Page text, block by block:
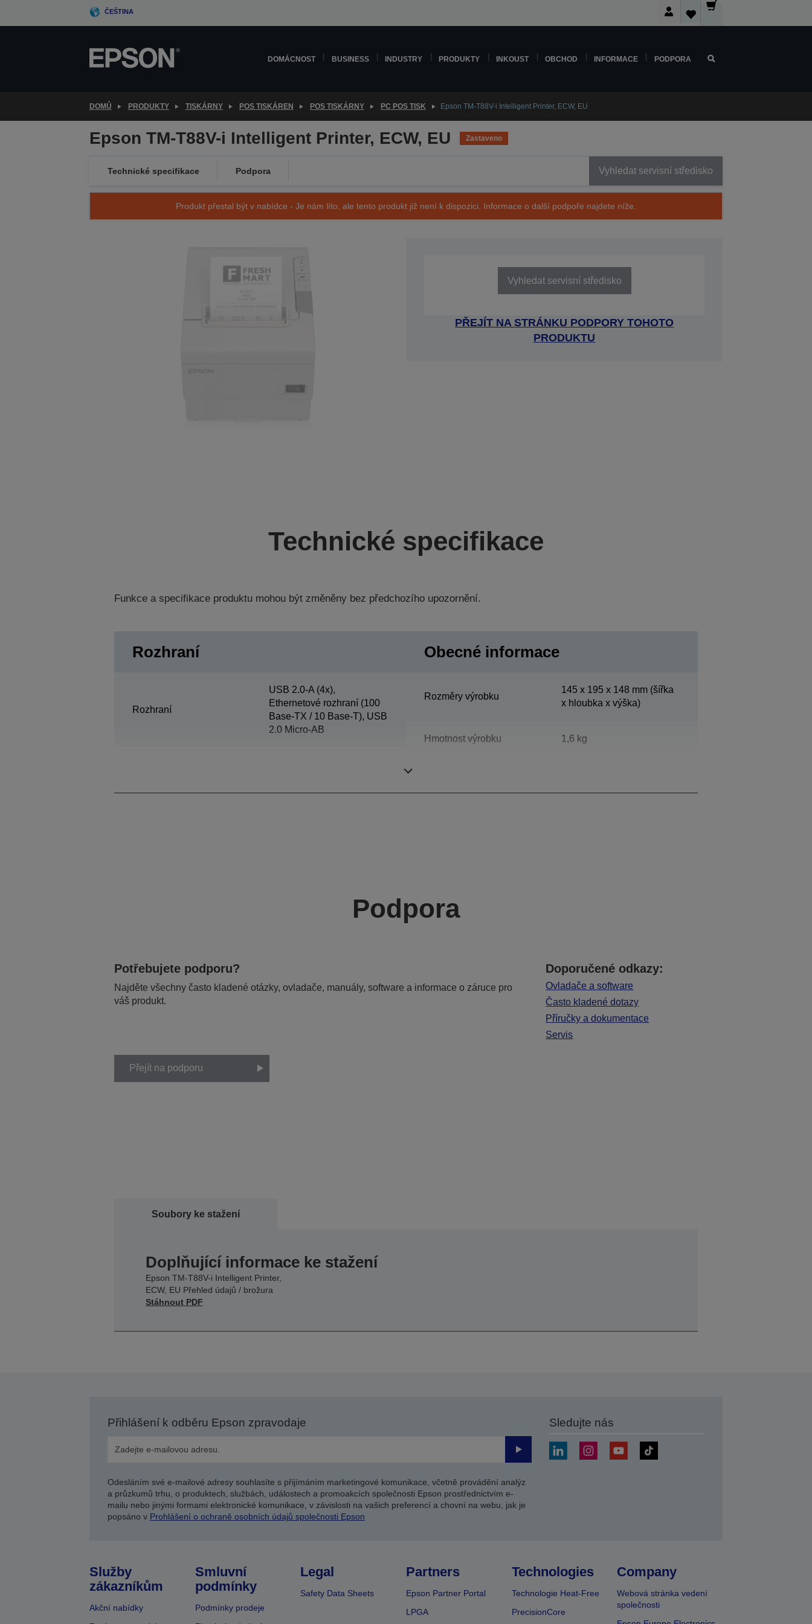
ČEŠTINA
DOMÁCNOST BUSINESS INDUSTRY PRODUKTY INKOUST OBCHOD INFORMACE PODPORA
DOMŮ PRODUKTY TISKÁRNY POS TISKÁREN POS TISKÁRNY PC POS TISK Epson TM-T88V-i Intelligent Printer, ECW, EU
Epson TM-T88V-i Intelligent Printer, ECW, EU Zastaveno
Technické specifikace Podpora Vyhledat servisní středisko
Produkt přestal být v nabídce - Je nám líto, ale tento produkt již není k dispozici. Informace o další podpoře najdete níže.
Vyhledat servisní středisko
PŘEJÍT NA STRÁNKU PODPORY TOHOTO
PRODUKTU
Technické specifikace
Funkce a specifikace produktu mohou být změněny bez předchozího upozornění.
Rozhraní
Rozhraní
USB 2.0-A (4x),
Ethernetové rozhraní (100
Base-TX / 10 Base-T), USB
2.0 Micro-AB
Obecné informace
Rozměry výrobku
145‎ x 195 x 148 mm (šířka
x hloubka x výška)
Hmotnost výrobku 1,6 kg
Podpora
Potřebujete podporu?
Najděte všechny často kladené otázky, ovladače, manuály, software a informace o záruce pro
váš produkt.
Doporučené odkazy:
Ovladače a software
Často kladené dotazy
Příručky a dokumentace
Servis
Přejít na podporu
Soubory ke stažení
Doplňující informace ke stažení
Epson TM-T88V-i Intelligent Printer,
ECW, EU Přehled údajů / brožura
Stáhnout PDF
Přihlášení k odběru Epson zpravodaje
Odeslat
Odesláním své e-mailové adresy souhlasíte s přijímáním marketingové komunikace, včetně provádění analýz
a průzkumů trhu, o produktech, službách, událostech a promoakcích společnosti Epson prostřednictvím e-
mailu nebo jinými formami elektronické komunikace, v závislosti na vašich preferencí a chovní na webu, jak je
popsáno v Prohlášení o ochraně osobních údajů společnosti Epson
Sledujte nás
Služby
zákazníkům
Akční nabídky
Smluvní
podmínky
Podmínky prodeje
Legal
Safety Data Sheets
Partners
Epson Partner Portal
LPGA
Technologies
Technologie Heat-Free
PrecisionCore
Company
Webová stránka vedení
společnosti